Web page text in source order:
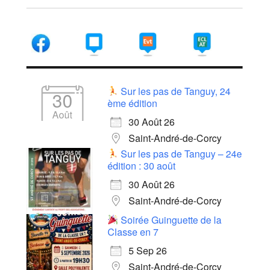
30
Août
Sur les pas de Tanguy, 24
ème édition
30 Août 26
Saint-André-de-Corcy
Sur les pas de Tanguy – 24e
édition : 30 août
30 Août 26
Saint-André-de-Corcy
Soirée Guinguette de la
Classe en 7
5 Sep 26
Saint-André-de-Corcy